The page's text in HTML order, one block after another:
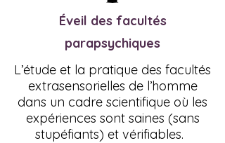
Éveil des facultés
parapsychiques
L’étude et la pratique des facultés
extrasensorielles de l’homme
dans un cadre scientifique où les
expériences sont saines (sans
stupéfiants) et vérifiables.